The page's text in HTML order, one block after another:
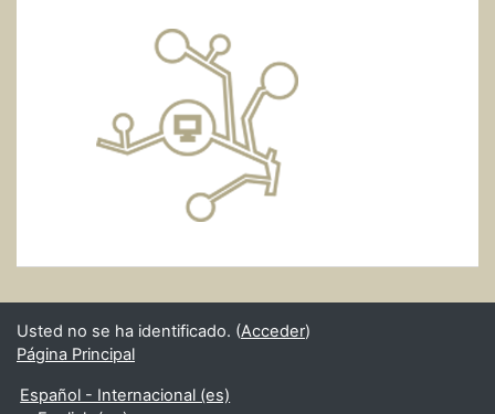
Usted no se ha identificado. (Acceder)
Página Principal
Español - Internacional ‎(es)‎